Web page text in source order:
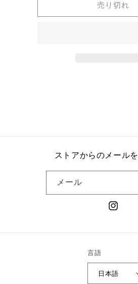
売り切れ
ストアからのメール
メール
Instagram
言語
日本語